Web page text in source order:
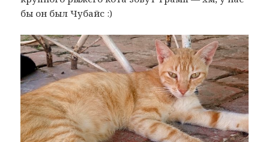
бы он был Чубайс :)